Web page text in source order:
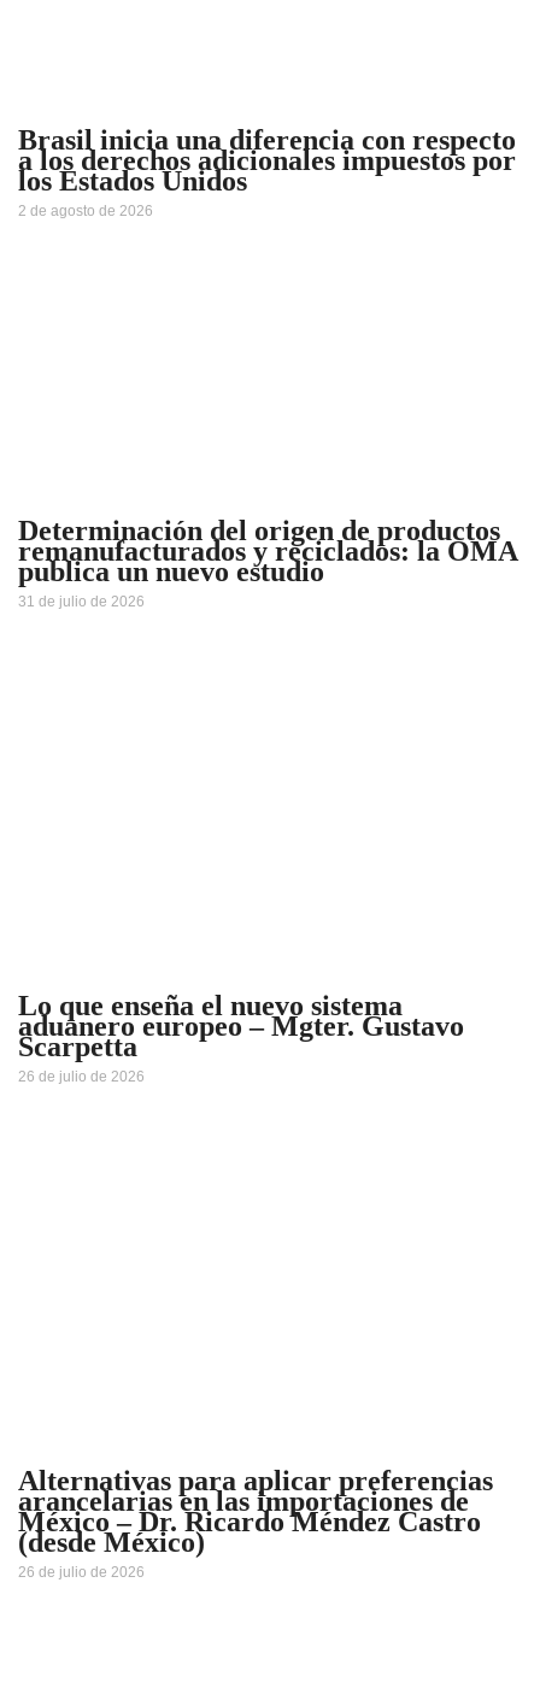
Brasil inicia una diferencia con respecto
a los derechos adicionales impuestos por
los Estados Unidos
2 de agosto de 2026
Determinación del origen de productos
remanufacturados y reciclados: la OMA
publica un nuevo estudio
31 de julio de 2026
Lo que enseña el nuevo sistema
aduanero europeo – Mgter. Gustavo
Scarpetta
26 de julio de 2026
Alternativas para aplicar preferencias
arancelarias en las importaciones de
México – Dr. Ricardo Méndez Castro
(desde México)
26 de julio de 2026